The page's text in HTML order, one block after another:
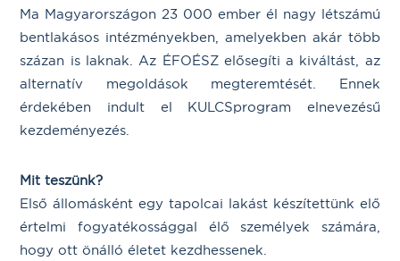
Ma Magyarországon 23 000 ember él nagy létszámú
bentlakásos intézményekben, amelyekben akár több
százan is laknak. Az ÉFOÉSZ elősegíti a kiváltást, az
alternatív megoldások megteremtését. Ennek
érdekében indult el KULCSprogram elnevezésű
kezdeményezés.
Mit teszünk?
Első állomásként egy tapolcai lakást készítettünk elő
értelmi fogyatékossággal élő személyek számára,
hogy ott önálló életet kezdhessenek.